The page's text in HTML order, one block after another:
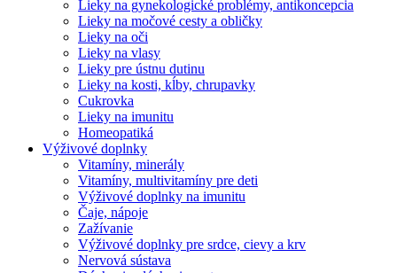
Lieky na gynekologické problémy, antikoncepcia
Lieky na močové cesty a obličky
Lieky na oči
Lieky na vlasy
Lieky pre ústnu dutinu
Lieky na kosti, kĺby, chrupavky
Cukrovka
Lieky na imunitu
Homeopatiká
Výživové doplnky
Vitamíny, minerály
Vitamíny, multivitamíny pre deti
Výživové doplnky na imunitu
Čaje, nápoje
Zažívanie
Výživové doplnky pre srdce, cievy a krv
Nervová sústava